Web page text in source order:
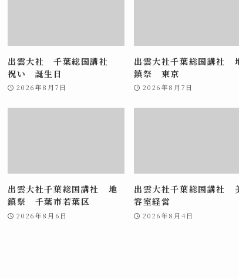
出雲大社 千葉総国講社
祝い 誕生日
2026年8月7日
出雲大社千葉総国講社
鎮祭 東京
2026年8月7日
出雲大社千葉総国講社 地
鎮祭 千葉市若葉区
2026年8月6日
出雲大社千葉総国講社
容室経営
2026年8月4日